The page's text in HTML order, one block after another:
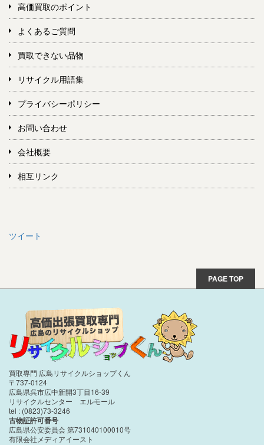
高価買取のポイント
よくあるご質問
買取できない品物
リサイクル用語集
プライバシーポリシー
お問い合わせ
会社概要
相互リンク
ツイート
PAGE TOP
買取専門 広島リサイクルショップくん
〒737-0124
広島県呉市広中新開3丁目16-39
リサイクルセンター エルモール
tel : (0823)73-3246
古物証許可番号
広島県公安委員会 第731040100010号
有限会社メディアイースト